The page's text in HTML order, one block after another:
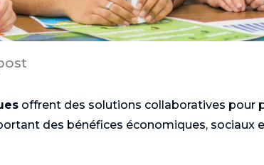
offrent des solutions collaboratives pour
des bénéfices économiques, sociaux